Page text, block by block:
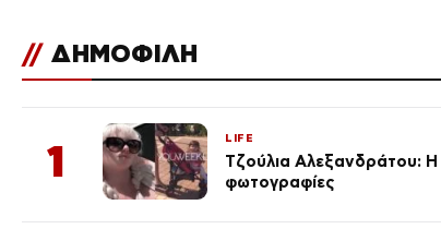
// ΔΗΜΟΦΙΛΗ
1 LIFE
Τζούλια Αλεξανδράτου: Η
φωτογραφίες